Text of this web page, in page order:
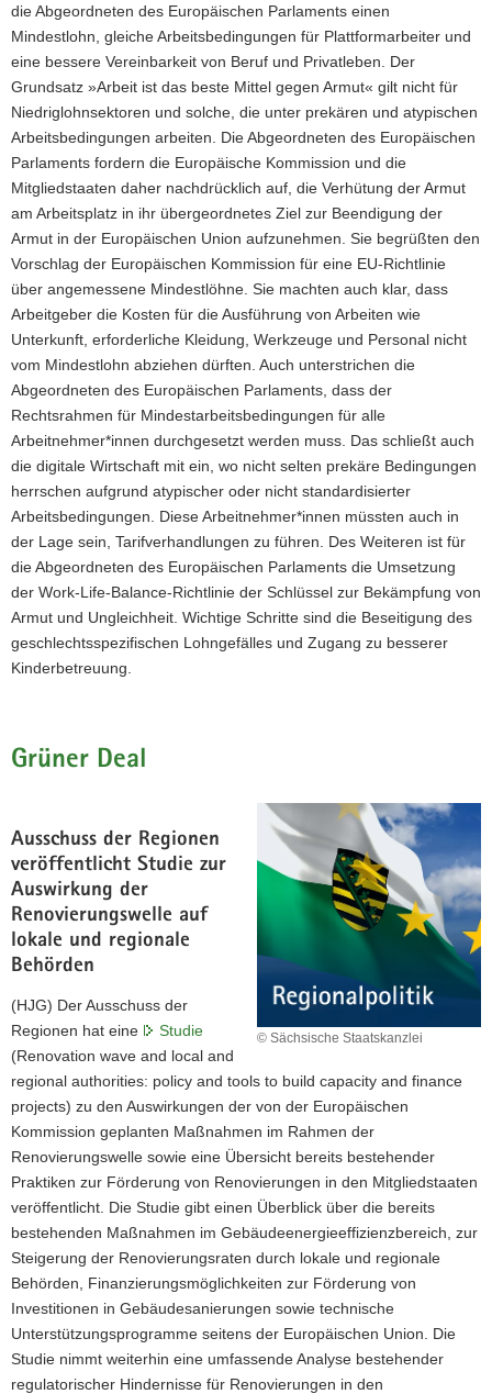
die Abgeordneten des Europäischen Parlaments einen
Mindestlohn, gleiche Arbeitsbedingungen für Plattformarbeiter und
eine bessere Vereinbarkeit von Beruf und Privatleben. Der
Grundsatz »Arbeit ist das beste Mittel gegen Armut« gilt nicht für
Niedriglohnsektoren und solche, die unter prekären und atypischen
Arbeitsbedingungen arbeiten. Die Abgeordneten des Europäischen
Parlaments fordern die Europäische Kommission und die
Mitgliedstaaten daher nachdrücklich auf, die Verhütung der Armut
am Arbeitsplatz in ihr übergeordnetes Ziel zur Beendigung der
Armut in der Europäischen Union aufzunehmen. Sie begrüßten den
Vorschlag der Europäischen Kommission für eine EU-Richtlinie
über angemessene Mindestlöhne. Sie machten auch klar, dass
Arbeitgeber die Kosten für die Ausführung von Arbeiten wie
Unterkunft, erforderliche Kleidung, Werkzeuge und Personal nicht
vom Mindestlohn abziehen dürften. Auch unterstrichen die
Abgeordneten des Europäischen Parlaments, dass der
Rechtsrahmen für Mindestarbeitsbedingungen für alle
Arbeitnehmer*innen durchgesetzt werden muss. Das schließt auch
die digitale Wirtschaft mit ein, wo nicht selten prekäre Bedingungen
herrschen aufgrund atypischer oder nicht standardisierter
Arbeitsbedingungen. Diese Arbeitnehmer*innen müssten auch in
der Lage sein, Tarifverhandlungen zu führen. Des Weiteren ist für
die Abgeordneten des Europäischen Parlaments die Umsetzung
der Work-Life-Balance-Richtlinie der Schlüssel zur Bekämpfung von
Armut und Ungleichheit. Wichtige Schritte sind die Beseitigung des
geschlechtsspezifischen Lohngefälles und Zugang zu besserer
Kinderbetreuung.
Grüner Deal
© Sächsische Staatskanzlei
Ausschuss der Regionen
veröffentlicht Studie zur
Auswirkung der
Renovierungswelle auf
lokale und regionale
Behörden
(HJG) Der Ausschuss der
Regionen hat eine
Studie
(Renovation wave and local and
regional authorities: policy and tools to build capacity and finance
projects) zu den Auswirkungen der von der Europäischen
Kommission geplanten Maßnahmen im Rahmen der
Renovierungswelle sowie eine Übersicht bereits bestehender
Praktiken zur Förderung von Renovierungen in den Mitgliedstaaten
veröffentlicht. Die Studie gibt einen Überblick über die bereits
bestehenden Maßnahmen im Gebäudeenergieeffizienzbereich, zur
Steigerung der Renovierungsraten durch lokale und regionale
Behörden, Finanzierungsmöglichkeiten zur Förderung von
Investitionen in Gebäudesanierungen sowie technische
Unterstützungsprogramme seitens der Europäischen Union. Die
Studie nimmt weiterhin eine umfassende Analyse bestehender
regulatorischer Hindernisse für Renovierungen in den